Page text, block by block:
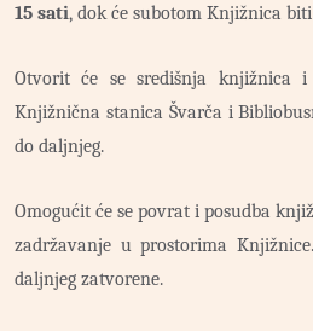
15 sati, dok će subotom Knjižnica
Otvorit će se središnja knjižnica
Knjižnična stanica Švarča i
do daljnjeg.
Omogućit će se povrat i posudba
zadržavanje u prostorima
daljnjeg zatvorene.